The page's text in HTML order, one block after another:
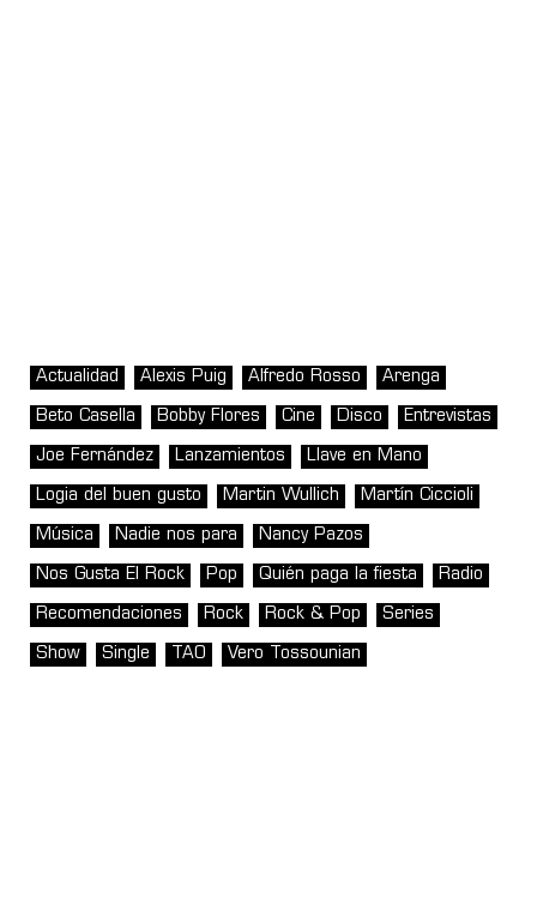
Actualidad Alexis Puig Alfredo Rosso Arenga
Beto Casella Bobby Flores Cine Disco Entrevistas
Joe Fernández Lanzamientos Llave en Mano
Logia del buen gusto Martin Wullich Martín Ciccioli
Música Nadie nos para Nancy Pazos
Nos Gusta El Rock Pop Quién paga la fiesta Radio
Recomendaciones Rock Rock & Pop Series
Show Single TAO Vero Tossounian